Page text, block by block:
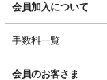
会員加入について
手数料一覧
会員のお客さま